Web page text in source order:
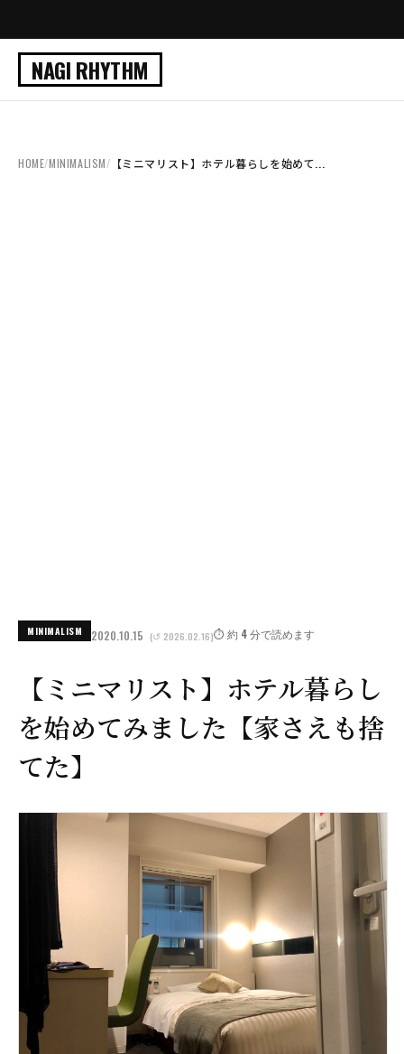
NAGI RHYTHM
HOME/MINIMALISM/ 【ミニマリスト】ホテル暮らしを始めて...
MINIMALISM 2020.10.15 (↺ 2026.02.16)⏱️ 約 4 分で読めます
【ミニマリスト】ホテル暮らし
を始めてみました【家さえも捨
てた】